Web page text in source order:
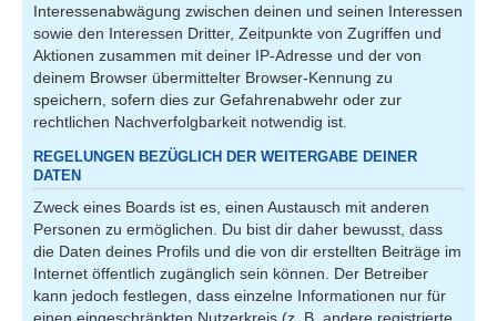
Interessenabwägung zwischen deinen und seinen Interessen
sowie den Interessen Dritter, Zeitpunkte von Zugriffen und
Aktionen zusammen mit deiner IP-Adresse und der von
deinem Browser übermittelter Browser-Kennung zu
speichern, sofern dies zur Gefahrenabwehr oder zur
rechtlichen Nachverfolgbarkeit notwendig ist.
REGELUNGEN BEZÜGLICH DER WEITERGABE DEINER
DATEN
Zweck eines Boards ist es, einen Austausch mit anderen
Personen zu ermöglichen. Du bist dir daher bewusst, dass
die Daten deines Profils und die von dir erstellten Beiträge im
Internet öffentlich zugänglich sein können. Der Betreiber
kann jedoch festlegen, dass einzelne Informationen nur für